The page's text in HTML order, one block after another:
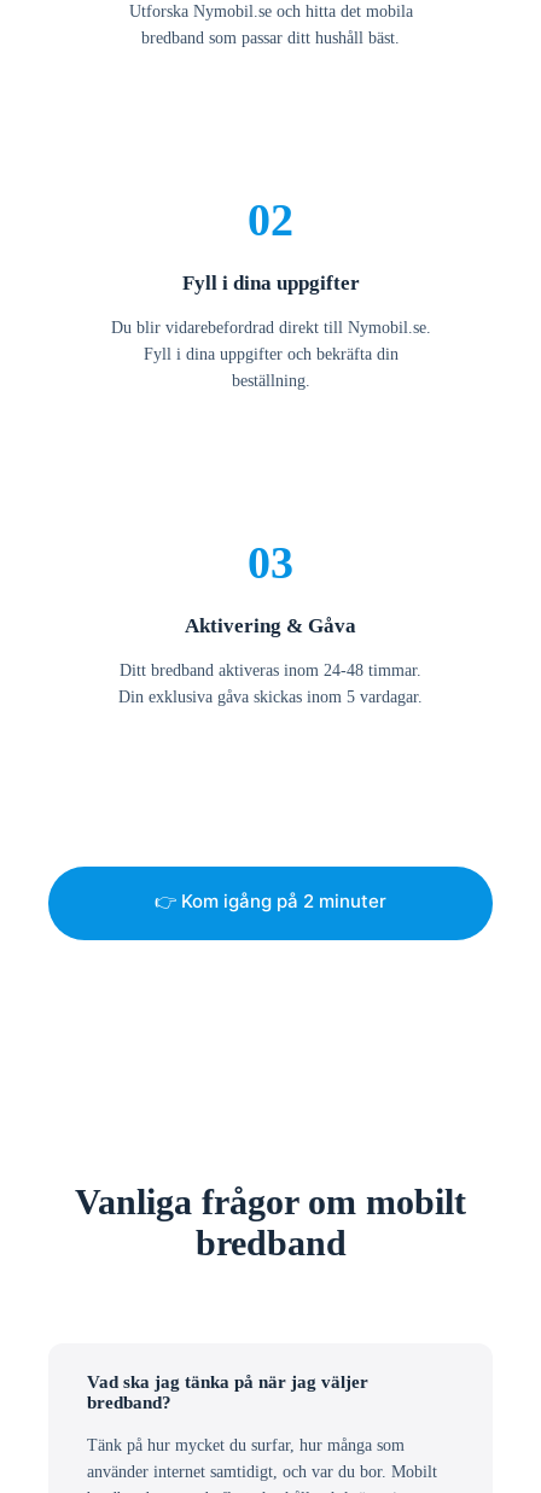
Utforska Nymobil.se och hitta det mobila
bredband som passar ditt hushåll bäst.
02
Fyll i dina uppgifter
Du blir vidarebefordrad direkt till Nymobil.se.
Fyll i dina uppgifter och bekräfta din
beställning.
03
Aktivering & Gåva
Ditt bredband aktiveras inom 24-48 timmar.
Din exklusiva gåva skickas inom 5 vardagar.
👉 Kom igång på 2 minuter
Vanliga frågor om mobilt
bredband
Vad ska jag tänka på när jag väljer
bredband?
Tänk på hur mycket du surfar, hur många som
använder internet samtidigt, och var du bor. Mobilt